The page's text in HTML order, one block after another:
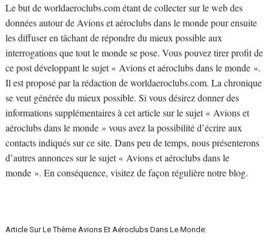
Le but de worldaeroclubs.com étant de collecter sur le web des
données autour de Avions et aéroclubs dans le monde pour ensuite
les diffuser en tâchant de répondre du mieux possible aux
interrogations que tout le monde se pose. Vous pouvez tirer profit de
ce post développant le sujet « Avions et aéroclubs dans le monde ».
Il est proposé par la rédaction de worldaeroclubs.com. La chronique
se veut générée du mieux possible. Si vous désirez donner des
informations supplémentaires à cet article sur le sujet « Avions et
aéroclubs dans le monde » vous avez la possibilité d’écrire aux
contacts indiqués sur ce site. Dans peu de temps, nous présenterons
d’autres annonces sur le sujet « Avions et aéroclubs dans le
monde ». En conséquence, visitez de façon régulière notre blog.
Article Sur Le Thème Avions Et Aéroclubs Dans Le Monde: